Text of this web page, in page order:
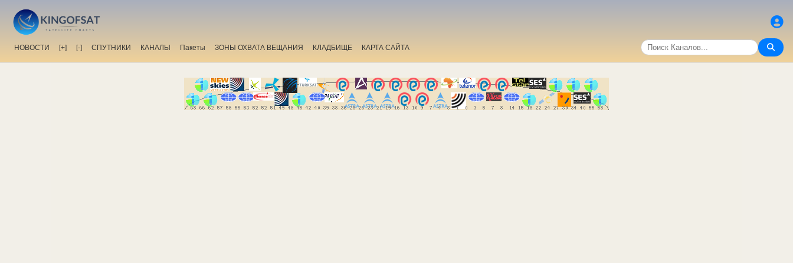
НОВОСТИ [+] [-] СПУТНИКИ КАНАЛЫ Пакеты ЗОНЫ ОХВАТА ВЕЩАНИЯ КЛАДБИЩЕ КАРТА САЙТА